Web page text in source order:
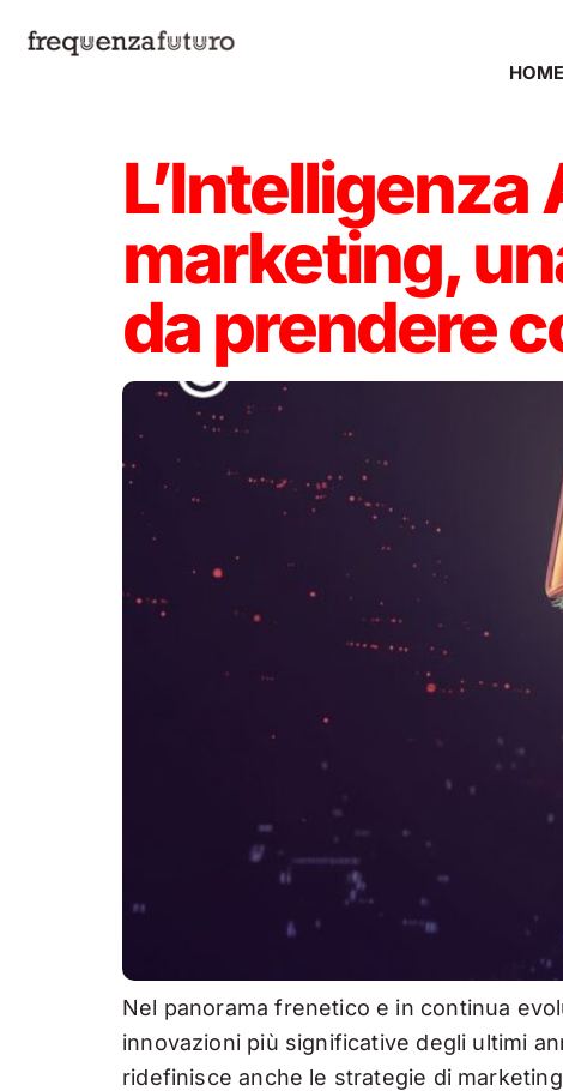
HOME
marketing,
da prendere
Nel panorama frenetico e in continua
innovazioni più significative degli ultimi
ridefinisce anche le strategie di